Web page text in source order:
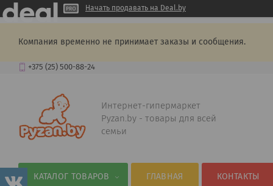
Начать продавать на Deal.by
Компания временно не принимает заказы и сообщения.
+375 (25) 500-88-24
Интернет-гипермаркет
Pyzan.by - товары для всей
семьи
КАТАЛОГ ТОВАРОВ ГЛАВНАЯ КОНТАКТЫ